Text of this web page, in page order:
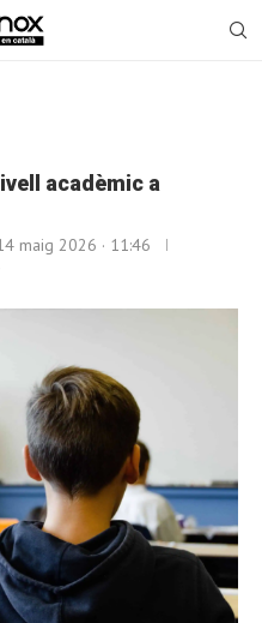
acadèmic a
maig 2026 · 11:46